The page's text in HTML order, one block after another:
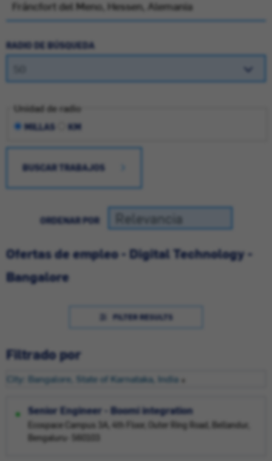
RADIO DE BÚSQUEDA
Unidad de radio
MILLAS KM
BUSCAR TRABAJOS
ORDENAR POR
Ofertas de empleo - Digital Technology -
Bangalore
FILTER RESULTS
Filtrado por
City: Bangalore, State of Karnataka, India
Senior Engineer - Boomi integration
Ecospace Campus 3A, 4th Floor, Outer Ring Road, Bellandur,
Bengaluru- 560103